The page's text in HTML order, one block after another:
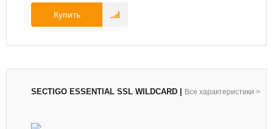
Купить
SECTIGO ESSENTIAL SSL WILDCARD Все характеристики >